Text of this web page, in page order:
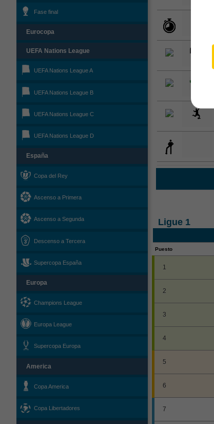
Fase final
Eurocopa
UEFA Nations League
UEFA Nations League A
UEFA Nations League B
UEFA Nations League C
UEFA Nations League D
España
Copa del Rey
Ascenso a Primera
Ascenso a Segunda
Descenso a Tercera
Supercopa España
Europa
Champions League
Europa League
Supercopa Europa
America
Copa America
Copa Libertadores
Ligue 1
Puesto
1
2
3
4
5
6
7